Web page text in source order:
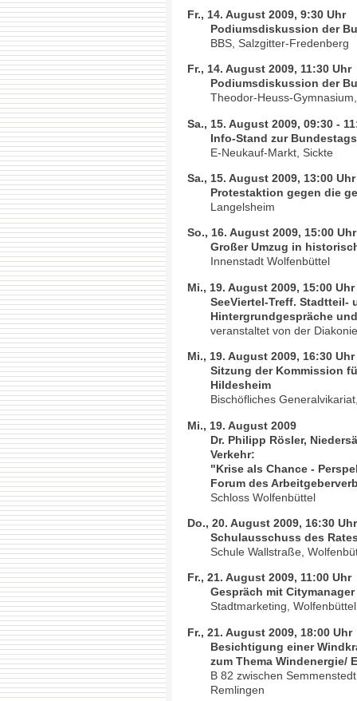
Fr., 14. August 2009, 9:30 Uhr
Podiumsdiskussion der
BBS, Salzgitter-Fredenberg
Fr., 14. August 2009, 11:30 Uhr
Podiumsdiskussion der
Theodor-Heuss-
Sa., 15. August 2009, 09:30 -
Info-Stand zur
E-Neukauf-Markt, Sickte
Sa., 15. August 2009, 13:00 Uhr
Protestaktion gegen die
Langelsheim
So., 16. August 2009, 15:00 Uhr
Großer Umzug in
Innenstadt Wolfenbüttel
Mi., 19. August 2009, 15:00 Uhr
SeeViertel-Treff. Stadtteil-
Hintergrundgespräche
veranstaltet von der
Mi., 19. August 2009, 16:30 Uhr
Sitzung der Kommission
Hildesheim
Bischöfliches
Mi., 19. August 2009
Dr. Philipp Rösler,
Verkehr:
"Krise als Chance -
Forum des
Schloss Wolfenbüttel
Do., 20. August 2009, 16:30 Uhr
Schulausschuss des
Schule Wallstraße,
Fr., 21. August 2009, 11:00 Uhr
Gespräch mit
Stadtmarketing, Wolfenbüttel
Fr., 21. August 2009, 18:00 Uhr
Besichtigung einer
zum Thema Windenergie/
B 82 zwischen
Remlingen